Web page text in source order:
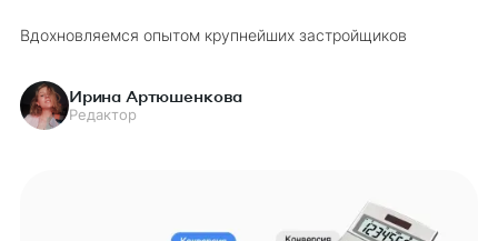
Вдохновляемся опытом крупнейших застройщиков
Ирина Артюшенкова
Редактор